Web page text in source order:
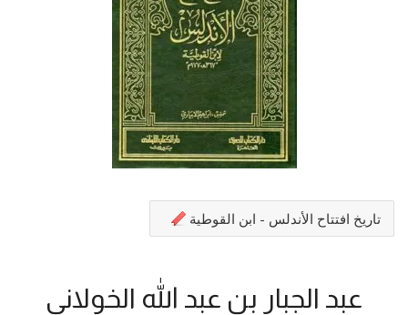
تاريخ افتتاح الأندلس - ابن القوطية
عبد الجبار بن عبد الله الخولاني